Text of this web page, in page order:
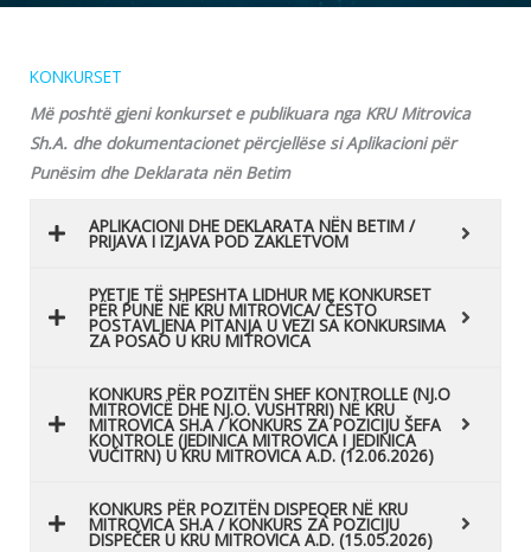
KONKURSET
Më poshtë gjeni konkurset e publikuara nga KRU Mitrovica
Sh.A. dhe dokumentacionet përcjellëse si Aplikacioni për
Punësim dhe Deklarata nën Betim
APLIKACIONI DHE DEKLARATA NËN BETIM /
PRIJAVA I IZJAVA POD ZAKLETVOM
PYETJE TË SHPESHTA LIDHUR ME KONKURSET
PËR PUNË NË KRU MITROVICA/ ČESTO
POSTAVLJENA PITANJA U VEZI SA KONKURSIMA
ZA POSAO U KRU MITROVICA
KONKURS PËR POZITËN SHEF KONTROLLE (NJ.O
MITROVICË DHE NJ.O. VUSHTRRI) NË KRU
MITROVICA SH.A / KONKURS ZA POZICIJU ŠEFA
KONTROLE (JEDINICA MITROVICA I JEDINICA
VUČITRN) U KRU MITROVICA A.D. (12.06.2026)
KONKURS PËR POZITËN DISPEQER NË KRU
MITROVICA SH.A / KONKURS ZA POZICIJU
DISPEČER U KRU MITROVICA A.D. (15.05.2026)